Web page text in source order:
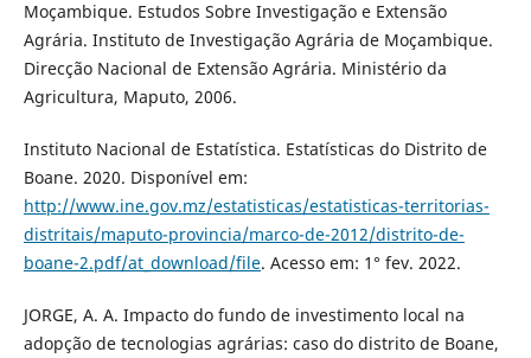
Moçambique. Estudos Sobre Investigação e Extensão
Agrária. Instituto de Investigação Agrária de Moçambique.
Direcção Nacional de Extensão Agrária. Ministério da
Agricultura, Maputo, 2006.
Instituto Nacional de Estatística. Estatísticas do Distrito de
Boane. 2020. Disponível em:
http://www.ine.gov.mz/estatisticas/estatisticas-territorias-
distritais/maputo-provincia/marco-de-2012/distrito-de-
boane-2.pdf/at_download/file. Acesso em: 1° fev. 2022.
JORGE, A. A. Impacto do fundo de investimento local na
adopção de tecnologias agrárias: caso do distrito de Boane,